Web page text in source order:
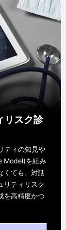
リスク診
ティの知見や
Model)を組み
くても、対話
リティリスク
を高精度かつ